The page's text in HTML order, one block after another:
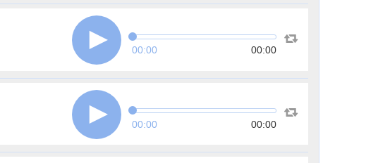
00:00 00:00
00:00 00:00